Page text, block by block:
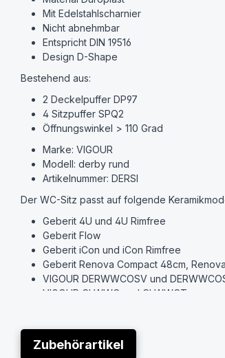
Mit Edelstahlscharnier
Nicht abnehmbar
Entspricht DIN 19516
Design D-Shape
Bestehend aus:
2 Deckelpuffer DP97
4 Sitzpuffer SPQ2
Öffnungswinkel > 110 Grad
Marke: VIGOUR
Modell: derby rund
Artikelnummer: DERSI
Der WC-Sitz passt auf folgende
Geberit 4U und 4U Rimfree
Geberit Flow
Geberit iCon und iCon Rimfree
Geberit Renova Compact 48cm,
VIGOUR DERWWCOSV und
VIGOUR CLWWC und CLWWCT
VIGOUR CLPWWC5 und CLPWWC5T
VIGOUR CLPWWCOS5 und
Zubehörartikel